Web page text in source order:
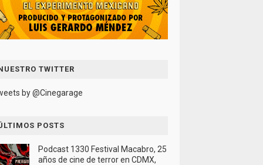
TWITTER
by @Cinegarage
POSTS
Podcast 1330 Festival Macabro, 25
años de cine de terror en CDMX,